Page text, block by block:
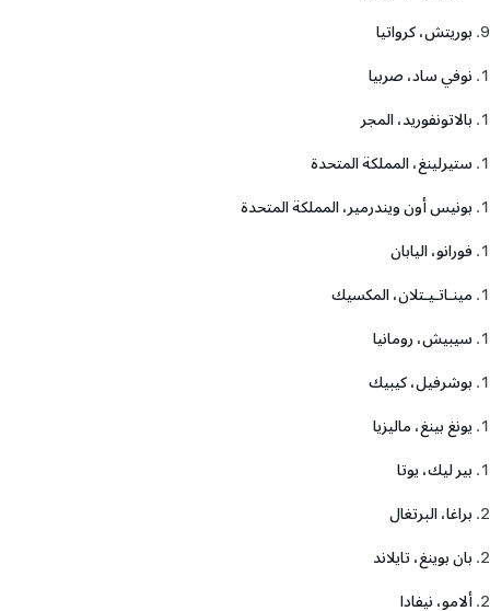
بوريتش، كرواتيا
نوفي ساد، صربيا
بالاتونفوريد، المجر
ستيرلينغ، المملكة المتحدة
بونيس أون ويندرمير، المملكة المتحدة
فورانو، اليابان
مينـاتـيـتلان، المكسيك
سيبيش، رومانيا
بوشرفيل، كيبيك
يونغ بينغ، ماليزيا
بير ليك، يوتا
براغا، البرتغال
بان بوينغ، تايلاند
ألامو، نيفادا